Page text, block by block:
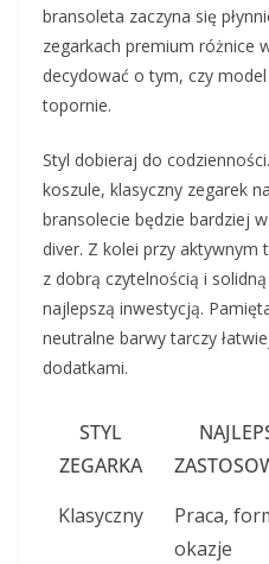
bransoleta zaczyna się
zegarkach premium różnice
decydować o tym, czy
topornie.
Styl dobieraj do
koszule, klasyczny zegarek
bransolecie będzie bardziej
diver. Z kolei przy
z dobrą czytelnością i
najlepszą inwestycją.
neutralne barwy tarczy
dodatkami.
STYL
ZEGARKA
Klasyczny
Praca,
okazje